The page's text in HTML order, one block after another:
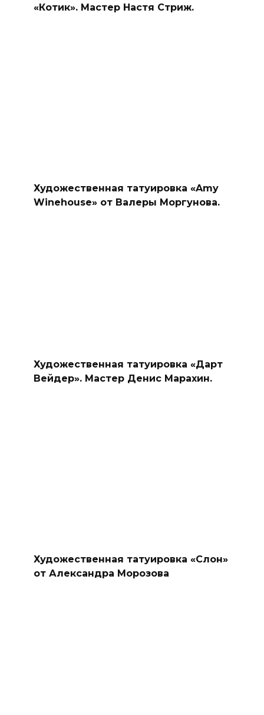
«Котик». Мастер Настя Стриж.
Художественная татуировка «Amy
Winehouse» от Валеры Моргунова.
Художественная татуировка «Дарт
Вейдер». Мастер Денис Марахин.
Художественная татуировка «Слон»
от Александра Морозова